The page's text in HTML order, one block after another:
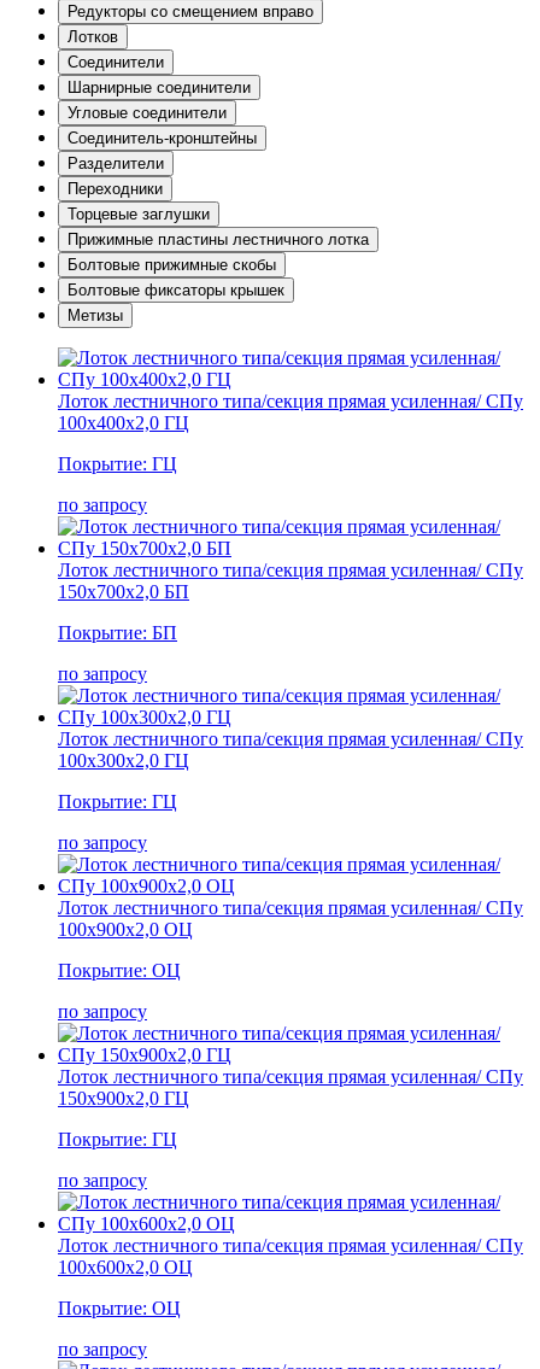
Редукторы со смещением вправо
Лотков
Соединители
Шарнирные соединители
Угловые соединители
Соединитель-кронштейны
Разделители
Переходники
Торцевые заглушки
Прижимные пластины лестничного лотка
Болтовые прижимные скобы
Болтовые фиксаторы крышек
Метизы
Лоток лестничного типа/секция прямая усиленная/ СПу
100х400х2,0 ГЦ
Покрытие: ГЦ
по запросу
Лоток лестничного типа/секция прямая усиленная/ СПу
150х700х2,0 БП
Покрытие: БП
по запросу
Лоток лестничного типа/секция прямая усиленная/ СПу
100х300х2,0 ГЦ
Покрытие: ГЦ
по запросу
Лоток лестничного типа/секция прямая усиленная/ СПу
100х900х2,0 ОЦ
Покрытие: ОЦ
по запросу
Лоток лестничного типа/секция прямая усиленная/ СПу
150х900х2,0 ГЦ
Покрытие: ГЦ
по запросу
Лоток лестничного типа/секция прямая усиленная/ СПу
100х600х2,0 ОЦ
Покрытие: ОЦ
по запросу